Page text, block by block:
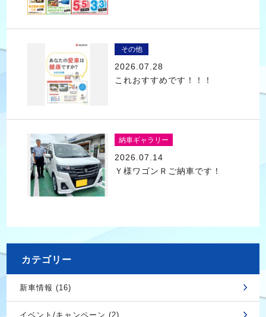
その他
2026.07.28
これおすすめです！！！
納車ギャラリー
2026.07.14
Ｙ様ワゴンＲご納車です！
カテゴリー
新車情報 (16)
イベント/キャンペーン (2)